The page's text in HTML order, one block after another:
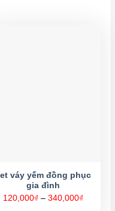
váy yếm đồng phục
gia đình
120,000₫ – 340,000₫Khoảng